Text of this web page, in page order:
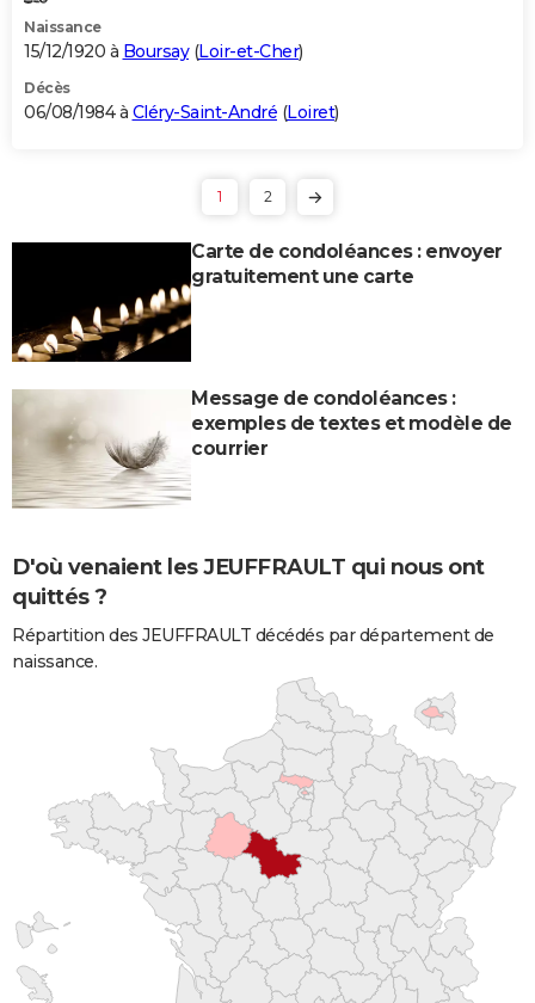
Naissance
15/12/1920 à Boursay(Loir-et-Cher)
Décès
06/08/1984 à Cléry-Saint-André (Loiret)
1 2
Carte de condoléances : envoyer
gratuitement une carte
Message de condoléances :
exemples de textes et modèle de
courrier
D'où venaient les JEUFFRAULT qui nous ont
quittés ?
Répartition des JEUFFRAULT décédés par département de
naissance.